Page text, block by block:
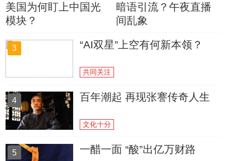
美国为何盯上中国光
模块？
暗语引流？午夜直播
间乱象
3 “AI双星”上空有何新本领？
共同关注
4 百年潮起 再现张謇传奇人生
文化十分
5 一醋一面 “酸”出亿万财路